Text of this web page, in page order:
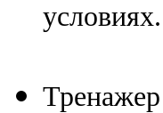
условиях.